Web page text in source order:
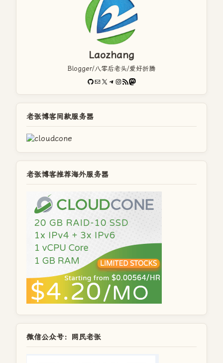
Laozhang
Blogger/八零后老头/爱好折腾
GitHub
电子邮件X Telegram
Instagram
RSS FeedMastodon
老张博客同款服务器
老张博客推荐海外服务器
微信公众号：网民老张